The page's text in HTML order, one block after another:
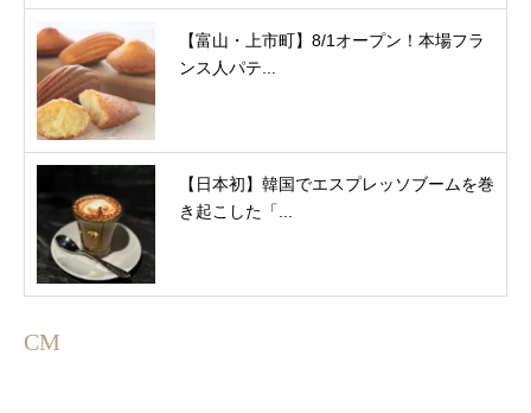
【富山・上市町】8/1オープン！本場フラ
ンス人パテ...
【日本初】韓国でエスプレッソブームを巻
き起こした「...
CM